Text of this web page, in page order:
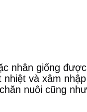
nhân giống
và xâm
nuôi cũng